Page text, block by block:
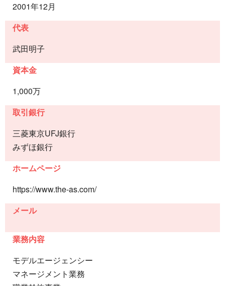
2001年12月
代表
武田明子
資本金
1,000万
取引銀行
三菱東京UFJ銀行
みずほ銀行
ホームページ
https://www.the-as.com/
メール
業務内容
モデルエージェンシー
マネージメント業務